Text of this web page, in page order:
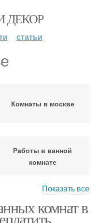
ДЕКОР
статьи
Комнаты в москве
Работы в ванной
комнате
Показать все
комнат в